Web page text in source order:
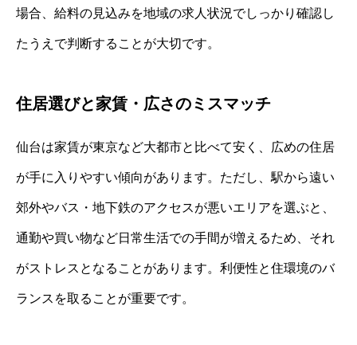
場合、給料の見込みを地域の求人状況でしっかり確認し
たうえで判断することが大切です。
住居選びと家賃・広さのミスマッチ
仙台は家賃が東京など大都市と比べて安く、広めの住居
が手に入りやすい傾向があります。ただし、駅から遠い
郊外やバス・地下鉄のアクセスが悪いエリアを選ぶと、
通勤や買い物など日常生活での手間が増えるため、それ
がストレスとなることがあります。利便性と住環境のバ
ランスを取ることが重要です。